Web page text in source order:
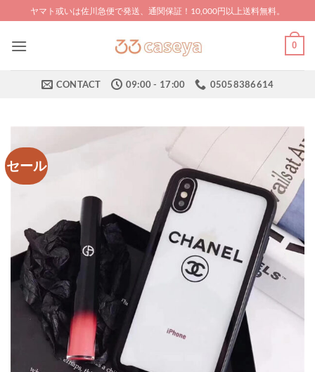
to
content
ヤマト或いは佐川急便で発送、通関保証！10,000円以上送料無料。
0
CONTACT 09:00 - 17:00 05058386614
セール